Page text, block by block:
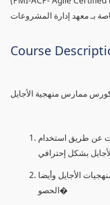
بـ معهد إدارة المشروعات
Course
عن طريق استخدام
بشكل إحترافي
الأجايل وأيضا
الحصو�